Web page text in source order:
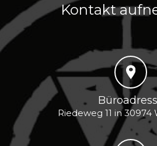
Kontakt
Riedeweg 11 in 30974